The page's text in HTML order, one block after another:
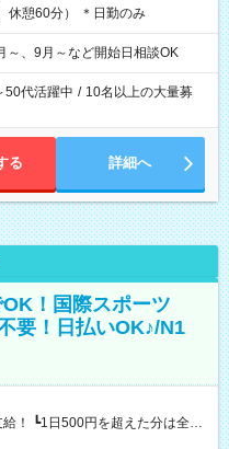
休憩60分） ＊日勤のみ
、9月～など開始日相談OK
50代活躍中 / 10名以上の大量募
る 詳細へ
！国際スポーツ
要！日払いOK♪/N1
負担となります ★日払い